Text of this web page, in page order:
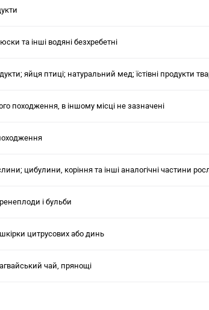
та інші водяні безхребетні
яйця птиці; натуральний мед; їстівні продукти
походження, в іншому місці не зазначені
цибулини, коріння та інші аналогічні частини
і бульби
шкірки цитрусових або динь
чай, прянощі